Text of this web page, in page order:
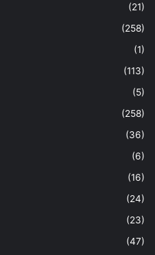
(21)
(258)
(1)
(113)
(5)
(258)
(36)
(6)
(16)
(24)
(23)
(47)